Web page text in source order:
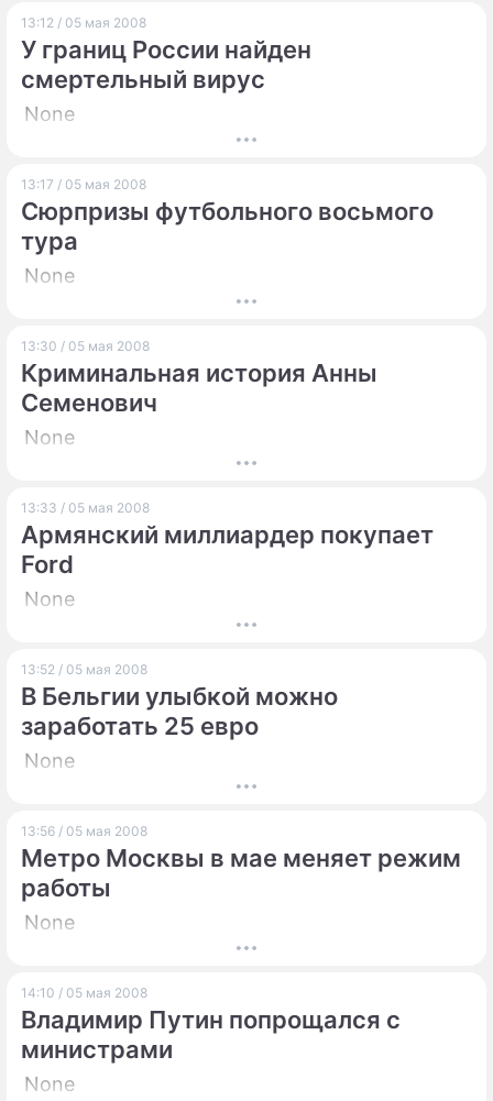
13:12 / 05 мая 2008
У границ России найден
смертельный вирус
None
13:17 / 05 мая 2008
Сюрпризы футбольного восьмого
тура
None
13:30 / 05 мая 2008
Криминальная история Анны
Семенович
None
13:33 / 05 мая 2008
Армянский миллиардер покупает
Ford
None
13:52 / 05 мая 2008
В Бельгии улыбкой можно
заработать 25 евро
None
13:56 / 05 мая 2008
Метро Москвы в мае меняет режим
работы
None
14:10 / 05 мая 2008
Владимир Путин попрощался с
министрами
None